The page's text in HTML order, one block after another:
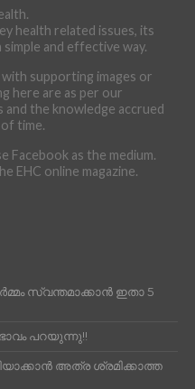
health related issues, its
and effective way.
supporting images or
here are as per our
the knowledge accrued
time.
Facebook as the medium.
EHC online magazine.
സ്വന്തമാക്കാൻ ഇതാ 5
പറയുന്നു!!
അത്ര ശ്രമിക്കാത്ത